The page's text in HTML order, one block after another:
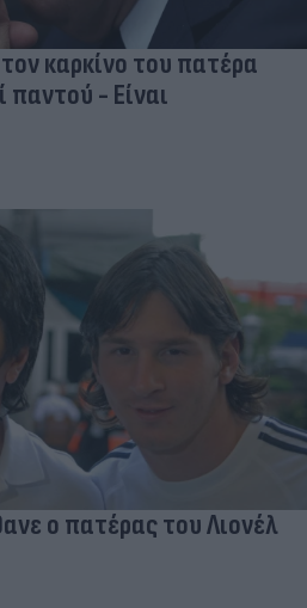
καρκίνο του πατέρα
παντού - Είναι
ο πατέρας του Λιονέλ